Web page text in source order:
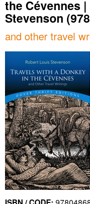
the Cévennes
Stevenson
and other travel